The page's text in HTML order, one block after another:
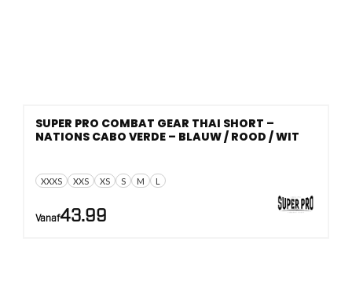
XXXS XXS XS S M L
SUPER PRO COMBAT GEAR THAI SHORT –
NATIONS CABO VERDE – BLAUW / ROOD / WIT
Vanaf43.99